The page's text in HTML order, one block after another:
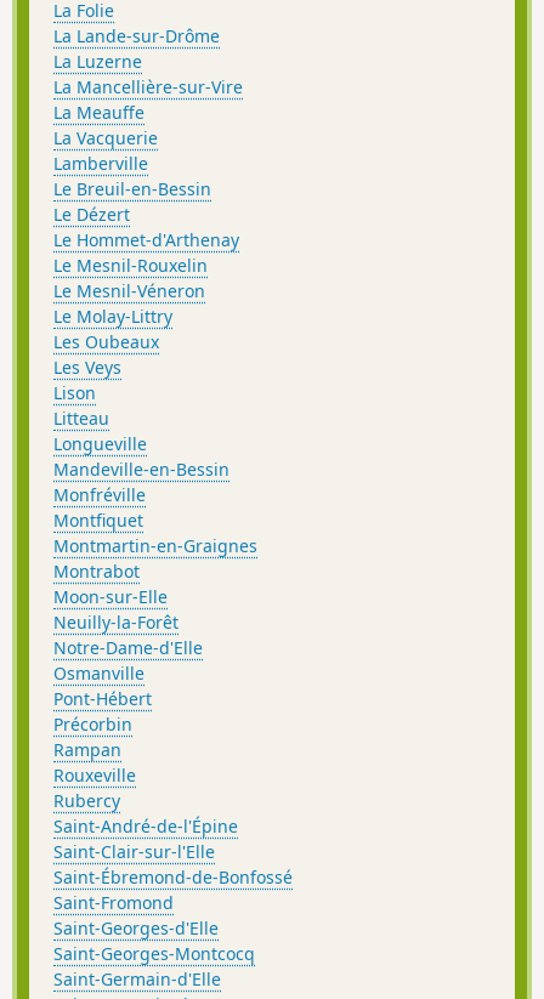
La Folie
La Lande-sur-Drôme
La Luzerne
La Mancellière-sur-Vire
La Meauffe
La Vacquerie
Lamberville
Le Breuil-en-Bessin
Le Dézert
Le Hommet-d'Arthenay
Le Mesnil-Rouxelin
Le Mesnil-Véneron
Le Molay-Littry
Les Oubeaux
Les Veys
Lison
Litteau
Longueville
Mandeville-en-Bessin
Monfréville
Montfiquet
Montmartin-en-Graignes
Montrabot
Moon-sur-Elle
Neuilly-la-Forêt
Notre-Dame-d'Elle
Osmanville
Pont-Hébert
Précorbin
Rampan
Rouxeville
Rubercy
Saint-André-de-l'Épine
Saint-Clair-sur-l'Elle
Saint-Ébremond-de-Bonfossé
Saint-Fromond
Saint-Georges-d'Elle
Saint-Georges-Montcocq
Saint-Germain-d'Elle